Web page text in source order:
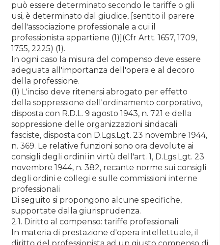
può essere determinato secondo le tariffe o gli
usi, è determinato dal giudice, [sentito il parere
dell'associazione professionale a cui il
professionista appartiene (1)](Cfr Artt. 1657, 1709,
1755, 2225) (1).
In ogni caso la misura del compenso deve essere
adeguata all'importanza dell'opera e al decoro
della professione.
(1) L'inciso deve ritenersi abrogato per effetto
della soppressione dell'ordinamento corporativo,
disposta con R.D.L. 9 agosto 1943, n. 721 e della
soppressione delle organizzazioni sindacali
fasciste, disposta con D.Lgs.Lgt. 23 novembre 1944,
n. 369. Le relative funzioni sono ora devolute ai
consigli degli ordini in virtù dell'art. 1, D.Lgs.Lgt. 23
novembre 1944, n. 382, recante norme sui consigli
degli ordini e collegi e sulle commissioni interne
professionali
Di seguito si propongono alcune specifiche,
supportate dalla giurisprudenza.
2.1. Diritto al compenso: tariffe professionali
In materia di prestazione d'opera intellettuale, il